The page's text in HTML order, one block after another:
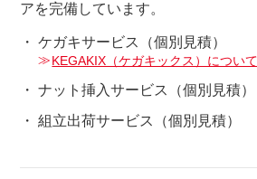
アを完備しています。
ケガキサービス（個別見積）
KEGAKIX（ケガキックス）につい
ナット挿入サービス（個別見積）
組立出荷サービス（個別見積）